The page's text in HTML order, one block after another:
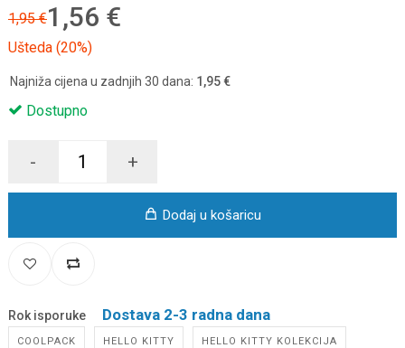
1,95 €1,56 €
Ušteda (20%)
Najniža cijena u zadnjih 30 dana: 1,95 €
Dostupno
- +
Dodaj u košaricu
Rok isporuke Dostava 2-3 radna dana
COOLPACK HELLO KITTY HELLO KITTY KOLEKCIJA